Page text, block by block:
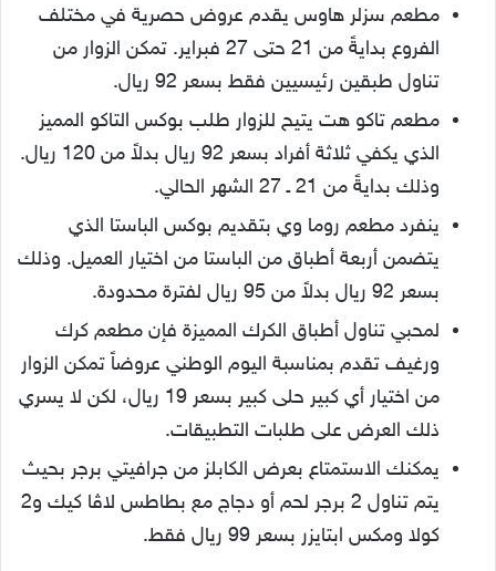
مطعم سزلر هاوس يقدم عروض حصرية في مختلف
الفروع بدايةً من 21 حتى 27 فبراير. تمكن الزوار من
تناول طبقين رئيسيين فقط بسعر 92 ريال.
مطعم تاكو هت يتيح للزوار طلب بوكس التاكو المميز
الذي يكفي ثلاثة أفراد بسعر 92 ريال بدلاً من 120 ريال.
وذلك بدايةً من 21 ـ 27 الشهر الحالي.
ينفرد مطعم روما وي بتقديم بوكس الباستا الذي
يتضمن أربعة أطباق من الباستا من اختيار العميل. وذلك
بسعر 92 ريال بدلاً من 95 ريال لفترة محدودة.
لمحبي تناول أطباق الكرك المميزة فإن مطعم كرك
ورغيف تقدم بمناسبة اليوم الوطني عروضاً تمكن الزوار
من اختيار أي كبير حلى كبير بسعر 19 ريال، لكن لا يسري
ذلك العرض على طلبات التطبيقات.
يمكنك الاستمتاع بعرض الكابلز من جرافيتي برجر بحيث
يتم تناول 2 برجر لحم أو دجاج مع بطاطس لاڤا كيك و2
كولا ومكس ابتايزر بسعر 99 ريال فقط.